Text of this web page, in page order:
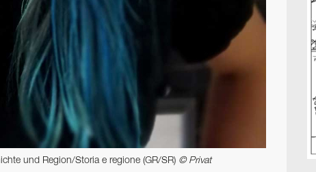
und Region/Storia e regione (GR/SR) © Privat